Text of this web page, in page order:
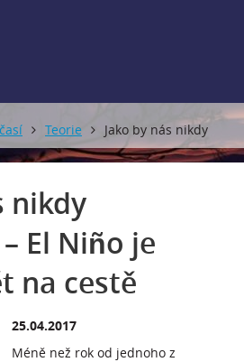
Teorie Jako by nás nikdy
opět na cestě
nikdy
El Niño je
na cestě
25.04.2017
Méně než rok od jednoho z